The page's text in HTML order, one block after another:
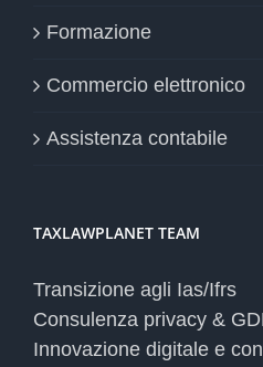
Formazione
Commercio elettronico
Assistenza contabile
TAXLAWPLANET TEAM
Transizione agli Ias/Ifrs
Consulenza privacy &
Innovazione digitale e